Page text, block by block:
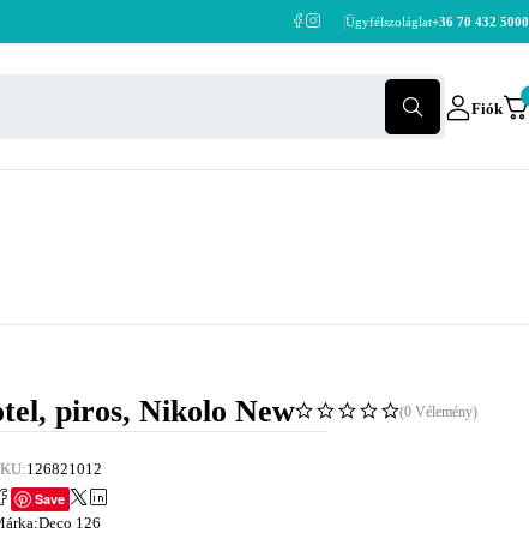
Ügyfélszoláglat+36 70 432 5000
Fiók
piros, Nikolo New (0 Vélemény)
126821012
Save
Deco 126